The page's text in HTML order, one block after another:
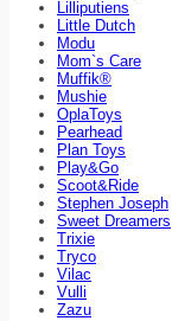
Lilliputiens
Little Dutch
Modu
Mom`s Care
Muffik®
Mushie
OplaToys
Pearhead
Plan Toys
Play&Go
Scoot&Ride
Stephen Joseph
Sweet Dreamers
Trixie
Tryco
Vilac
Vulli
Zazu